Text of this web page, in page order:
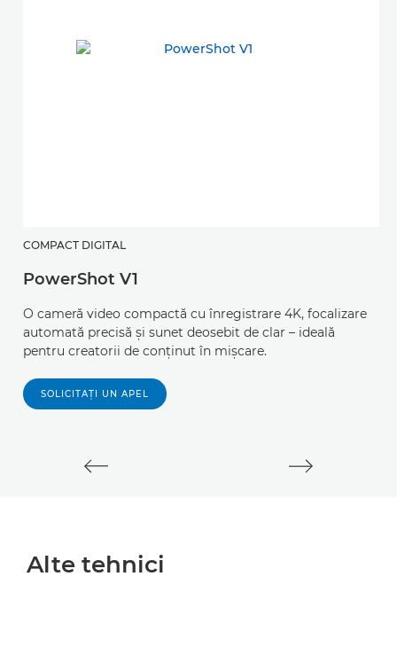
COMPACT DIGITAL
PowerShot V1
O cameră video compactă cu înregistrare 4K, focalizare
automată precisă şi sunet deosebit de clar – ideală
pentru creatorii de conţinut în mişcare.
SOLICITAŢI UN APEL
Alte tehnici